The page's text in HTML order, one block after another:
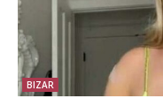
BIZAR